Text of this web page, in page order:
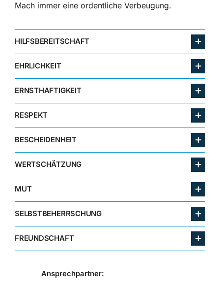
Mach immer eine ordentliche Verbeugung.
HILFSBEREITSCHAFT
EHRLICHKEIT
ERNSTHAFTIGKEIT
RESPEKT
BESCHEIDENHEIT
WERTSCHÄTZUNG
MUT
SELBSTBEHERRSCHUNG
FREUNDSCHAFT
Ansprechpartner: